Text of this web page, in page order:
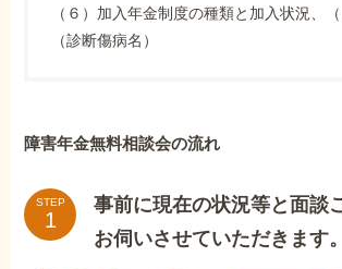
（６）加入年金制度の種類と加入状況、
（診断傷病名）
障害年金無料相談会の流れ
STEP
事前に現在の状況等と面談
お伺いさせていただきます。